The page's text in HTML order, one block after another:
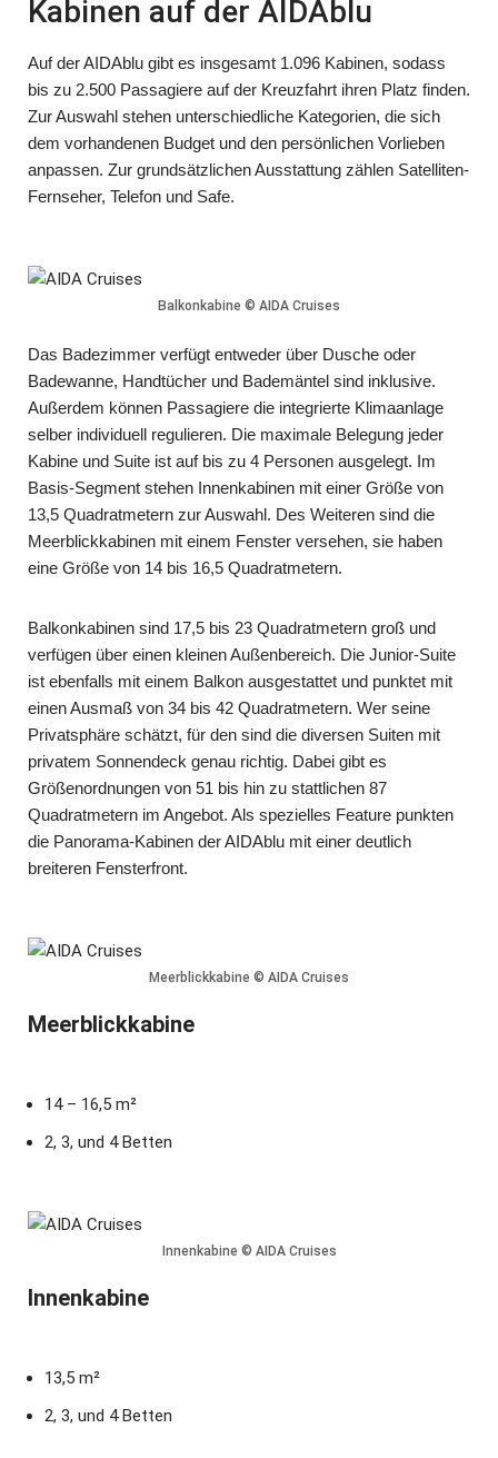
Kabinen auf der AIDAblu
Auf der AIDAblu gibt es insgesamt 1.096 Kabinen, sodass
bis zu 2.500 Passagiere auf der Kreuzfahrt ihren Platz finden.
Zur Auswahl stehen unterschiedliche Kategorien, die sich
dem vorhandenen Budget und den persönlichen Vorlieben
anpassen. Zur grundsätzlichen Ausstattung zählen Satelliten-
Fernseher, Telefon und Safe.
Balkonkabine © AIDA Cruises
Das Badezimmer verfügt entweder über Dusche oder
Badewanne, Handtücher und Bademäntel sind inklusive.
Außerdem können Passagiere die integrierte Klimaanlage
selber individuell regulieren. Die maximale Belegung jeder
Kabine und Suite ist auf bis zu 4 Personen ausgelegt. Im
Basis-Segment stehen Innenkabinen mit einer Größe von
13,5 Quadratmetern zur Auswahl. Des Weiteren sind die
Meerblickkabinen mit einem Fenster versehen, sie haben
eine Größe von 14 bis 16,5 Quadratmetern.
Balkonkabinen sind 17,5 bis 23 Quadratmetern groß und
verfügen über einen kleinen Außenbereich. Die Junior-Suite
ist ebenfalls mit einem Balkon ausgestattet und punktet mit
einen Ausmaß von 34 bis 42 Quadratmetern. Wer seine
Privatsphäre schätzt, für den sind die diversen Suiten mit
privatem Sonnendeck genau richtig. Dabei gibt es
Größenordnungen von 51 bis hin zu stattlichen 87
Quadratmetern im Angebot. Als spezielles Feature punkten
die Panorama-Kabinen der AIDAblu mit einer deutlich
breiteren Fensterfront.
Meerblickkabine © AIDA Cruises
Meerblickkabine
14 – 16,5 m²
2, 3, und 4 Betten
Innenkabine © AIDA Cruises
Innenkabine
13,5 m²
2, 3, und 4 Betten